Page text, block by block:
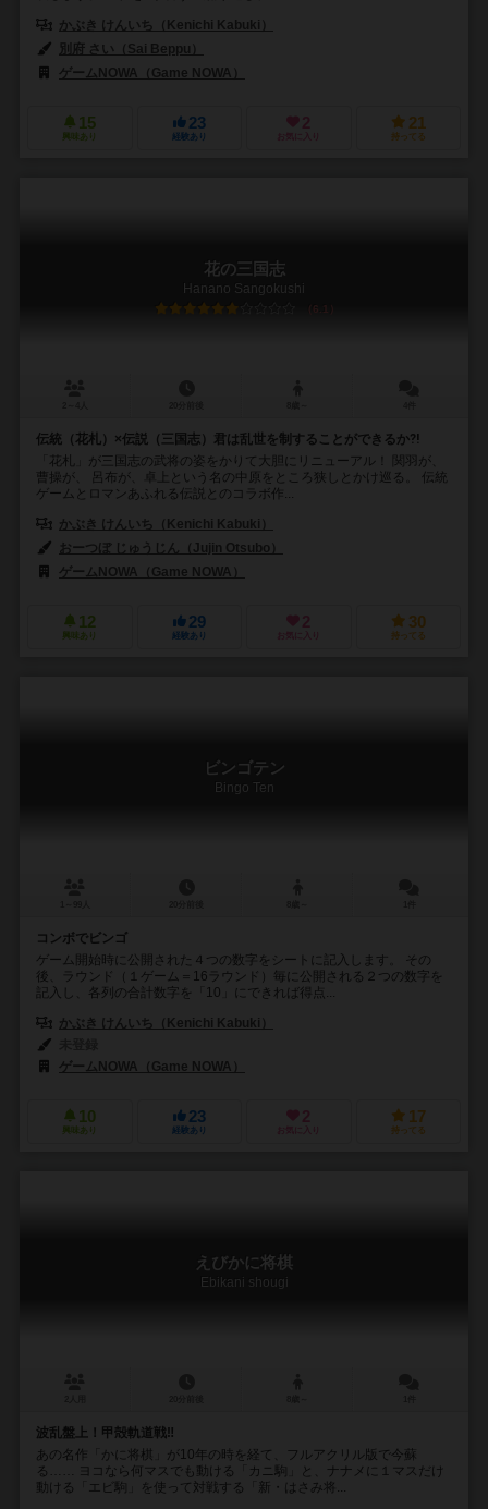
かぶき けんいち（Kenichi Kabuki）
別府 さい（Sai Beppu）
ゲームNOWA（Game NOWA）
15
興味あり
23
経験あり
2
お気に入り
21
持ってる
花の三国志
Hanano Sangokushi
6.1
伝統（花札）×伝説（三国志）君は乱世を制することができるか⁈
「花札」が三国志の武将の姿をかりて大胆にリニューアル！ 関羽が、
曹操が、 呂布が、卓上という名の中原をところ狭しとかけ巡る。 伝統
ゲームとロマンあふれる伝説とのコラボ作...
かぶき けんいち（Kenichi Kabuki）
おーつぼ じゅうじん（Jujin Otsubo）
ゲームNOWA（Game NOWA）
12
興味あり
29
経験あり
2
お気に入り
30
持ってる
ビンゴテン
Bingo Ten
コンボでビンゴ
ゲーム開始時に公開された４つの数字をシートに記入します。 その
後、ラウンド（１ゲーム＝16ラウンド）毎に公開される２つの数字を
記入し、各列の合計数字を「10」にできれば得点...
かぶき けんいち（Kenichi Kabuki）
ゲームNOWA（Game NOWA）
10
興味あり
23
経験あり
2
お気に入り
17
持ってる
えびかに将棋
Ebikani shougi
波乱盤上！甲殻軌道戦‼
あの名作「かに将棋」が10年の時を経て、フルアクリル版で今蘇
る…… ヨコなら何マスでも動ける「カニ駒」と、ナナメに１マスだけ
動ける「エビ駒」を使って対戦する「新・はさみ将...